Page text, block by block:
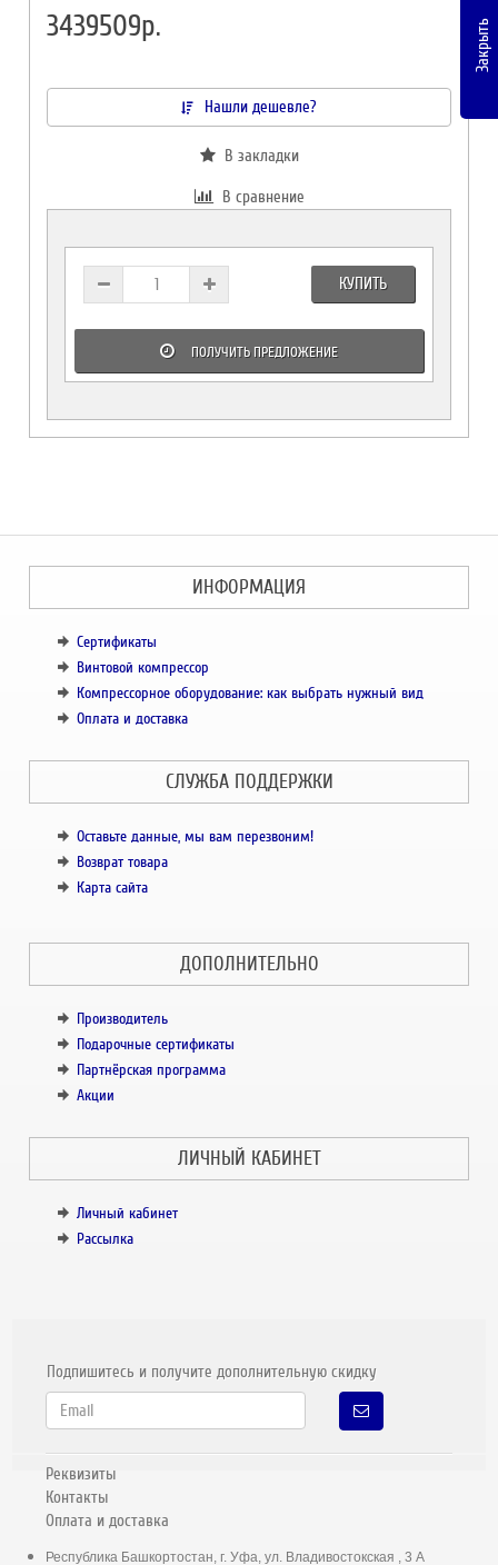
3439509р.
Нашли дешевле?
В закладки
В сравнение
КУПИТЬ
ПОЛУЧИТЬ ПРЕДЛОЖЕНИЕ
ИНФОРМАЦИЯ
Сертификаты
Винтовой компрессор
Компрессорное оборудование: как выбрать нужный вид
Оплата и доставка
СЛУЖБА ПОДДЕРЖКИ
Оставьте данные, мы вам перезвоним!
Возврат товара
Карта сайта
ДОПОЛНИТЕЛЬНО
Производитель
Подарочные сертификаты
Партнёрская программа
Акции
ЛИЧНЫЙ КАБИНЕТ
Личный кабинет
Рассылка
Подпишитесь и получите дополнительную скидку
Реквизиты
Контакты
Оплата и доставка
Республика Башкортостан, г. Уфа, ул. Владивостокская , 3 А
Закрыть